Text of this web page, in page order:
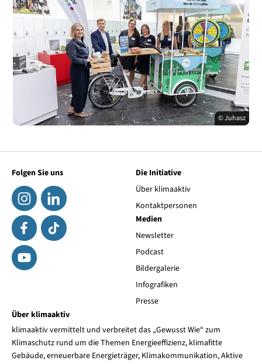
© Juhasz
Folgen Sie uns
Die Initiative
Über klimaaktiv
Kontaktpersonen
Medien
Newsletter
Podcast
Bildergalerie
Infografiken
Presse
Über klimaaktiv
klimaaktiv vermittelt und verbreitet das „Gewusst Wie“ zum
Klimaschutz rund um die Themen Energieeffizienz, klimafitte
Gebäude, erneuerbare Energieträger, Klimakommunikation, Aktive